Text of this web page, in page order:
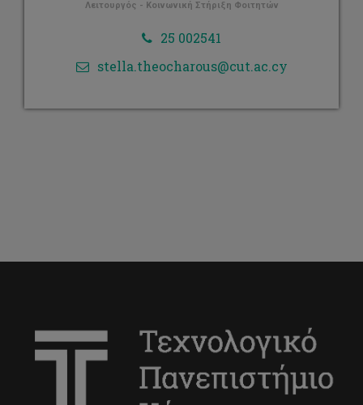
Λειτουργός - Κοινωνική Στήριξη Φοιτητών
25 002541
stella.theocharous@cut.ac.cy